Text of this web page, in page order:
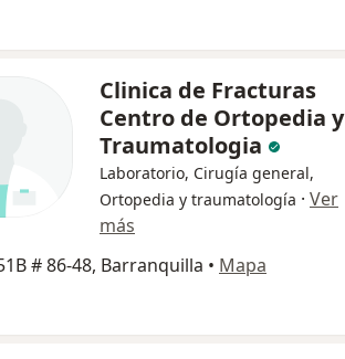
Clinica de Fracturas
Centro de Ortopedia y
Traumatologia
Laboratorio, Cirugía general,
Ortopedia y traumatología · Ver
más
# 86-48, Barranquilla • Mapa